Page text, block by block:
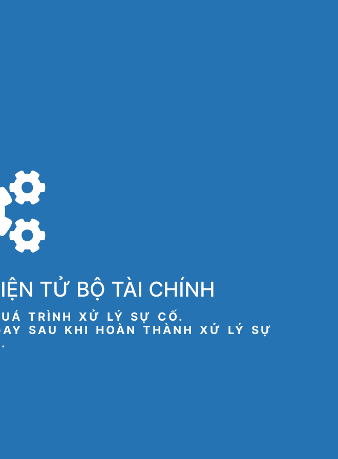
TỬ BỘ TÀI CHÍNH
TRÌNH XỬ LÝ SỰ CỐ.
SAU KHI HOÀN THÀNH XỬ LÝ SỰ